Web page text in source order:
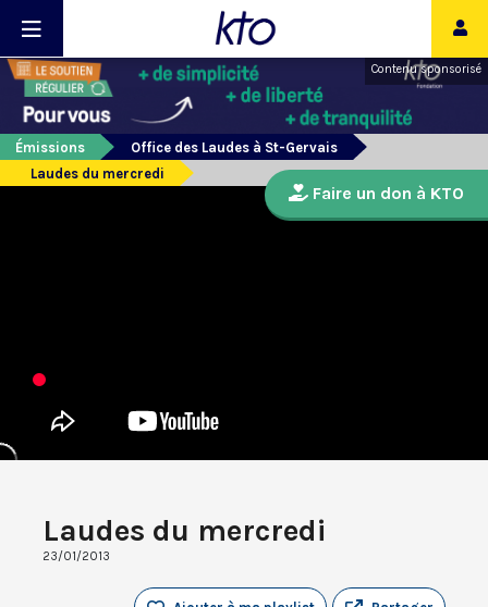
Contenu sponsorisé
Émissions
Office des Laudes à St-Gervais
Laudes du mercredi
Laudes du mercredi
23/01/2013
Faire un don à KTO